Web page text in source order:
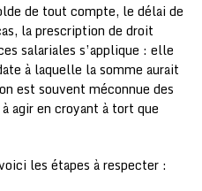
de tout compte, le délai de
la prescription de droit
salariales s’applique : elle
à laquelle la somme aurait
est souvent méconnue des
agir en croyant à tort que
les étapes à respecter :